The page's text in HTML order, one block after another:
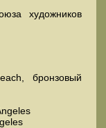
художников
бронзовый